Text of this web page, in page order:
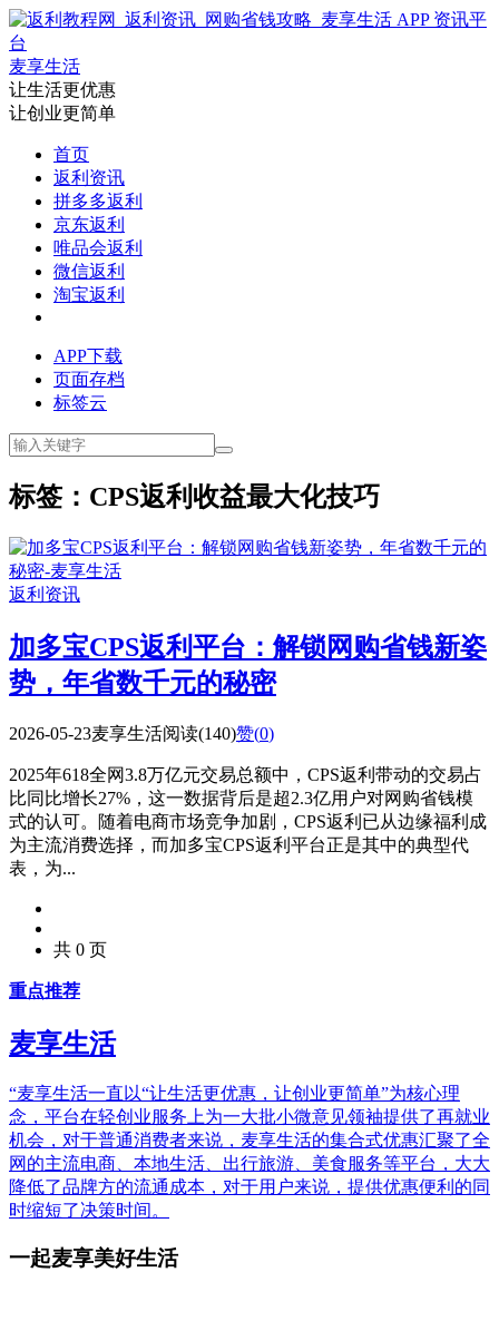
麦享生活
让生活更优惠
让创业更简单
首页
返利资讯
拼多多返利
京东返利
唯品会返利
微信返利
淘宝返利
APP下载
页面存档
标签云
标签：CPS返利收益最大化技巧
返利资讯
加多宝CPS返利平台：解锁网购省钱新姿
势，年省数千元的秘密
2026-05-23麦享生活阅读(140)赞(0)
2025年618全网3.8万亿元交易总额中，CPS返利带动的交易占
比同比增长27%，这一数据背后是超2.3亿用户对网购省钱模
式的认可。随着电商市场竞争加剧，CPS返利已从边缘福利成
为主流消费选择，而加多宝CPS返利平台正是其中的典型代
表，为...
共 0 页
重点推荐
麦享生活
“麦享生活一直以“让生活更优惠，让创业更简单”为核心理
念，平台在轻创业服务上为一大批小微意见领袖提供了再就业
机会，对于普通消费者来说，麦享生活的集合式优惠汇聚了全
网的主流电商、本地生活、出行旅游、美食服务等平台，大大
降低了品牌方的流通成本，对于用户来说，提供优惠便利的同
时缩短了决策时间。
一起麦享美好生活